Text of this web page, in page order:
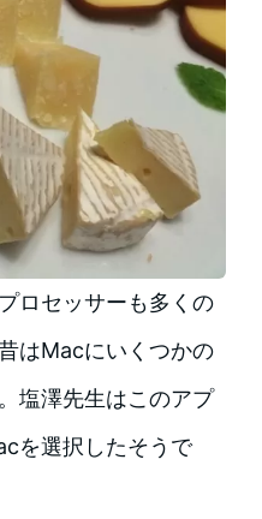
ロセッサーも多くの
はMacにいくつかの
塩澤先生はこのアプ
を選択したそうで